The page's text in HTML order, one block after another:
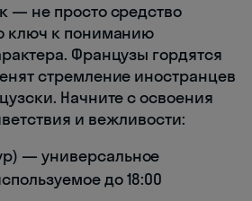
— не просто средство
ключ к пониманию
Французы гордятся
стремление иностранцев
Начните с освоения
и вежливости:
— универсальное
до 18:00